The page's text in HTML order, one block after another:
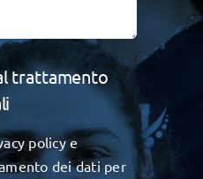
trattamento
policy e
dei dati per